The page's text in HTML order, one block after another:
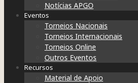
Notícias APGO
Eventos
Torneios Nacionais
Torneios Internacionais
Torneios Online
Outros Eventos
Recursos
Material de Apoio